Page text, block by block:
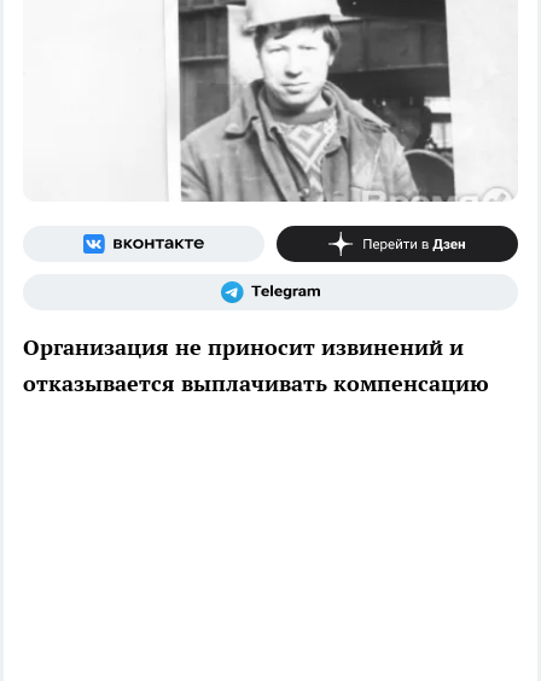
Организация не приносит извинений и
отказывается выплачивать компенсацию